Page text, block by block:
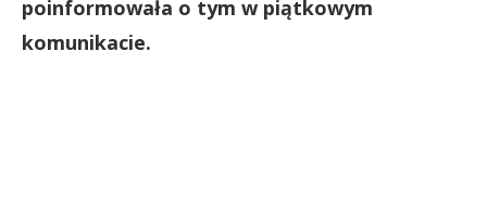
poinformowała o tym w piątkowym
komunikacie.